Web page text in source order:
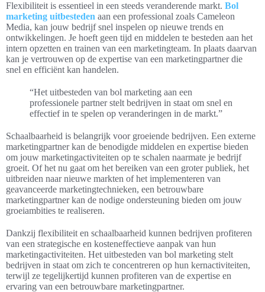
Flexibiliteit is essentieel in een steeds veranderende markt. Bol
marketing uitbesteden aan een professional zoals Cameleon
Media, kan jouw bedrijf snel inspelen op nieuwe trends en
ontwikkelingen. Je hoeft geen tijd en middelen te besteden aan het
intern opzetten en trainen van een marketingteam. In plaats daarvan
kan je vertrouwen op de expertise van een marketingpartner die
snel en efficiënt kan handelen.
“Het uitbesteden van bol marketing aan een
professionele partner stelt bedrijven in staat om snel en
effectief in te spelen op veranderingen in de markt.”
Schaalbaarheid is belangrijk voor groeiende bedrijven. Een externe
marketingpartner kan de benodigde middelen en expertise bieden
om jouw marketingactiviteiten op te schalen naarmate je bedrijf
groeit. Of het nu gaat om het bereiken van een groter publiek, het
uitbreiden naar nieuwe markten of het implementeren van
geavanceerde marketingtechnieken, een betrouwbare
marketingpartner kan de nodige ondersteuning bieden om jouw
groeiambities te realiseren.
Dankzij flexibiliteit en schaalbaarheid kunnen bedrijven profiteren
van een strategische en kosteneffectieve aanpak van hun
marketingactiviteiten. Het uitbesteden van bol marketing stelt
bedrijven in staat om zich te concentreren op hun kernactiviteiten,
terwijl ze tegelijkertijd kunnen profiteren van de expertise en
ervaring van een betrouwbare marketingpartner.